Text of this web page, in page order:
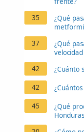
35
¿Qué
37
¿Qué
42
¿Cuánto
42
45
¿Qué